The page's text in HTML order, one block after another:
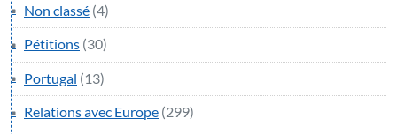
Non classé (4)
Pétitions (30)
Portugal (13)
Relations avec Europe (299)